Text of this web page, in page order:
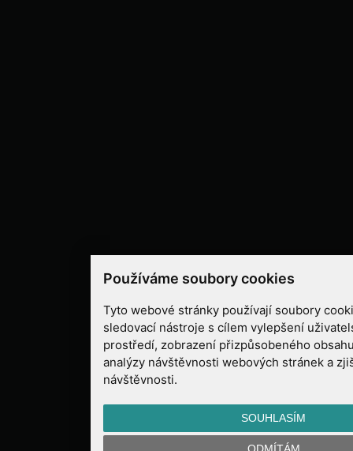
Používáme soubory cookies
Tyto webové stránky používají soubory
sledovací nástroje s cílem vylepšení
prostředí, zobrazení přizpůsobeného
analýzy návštěvnosti webových stránek a
návštěvnosti.
SOUHLASÍM